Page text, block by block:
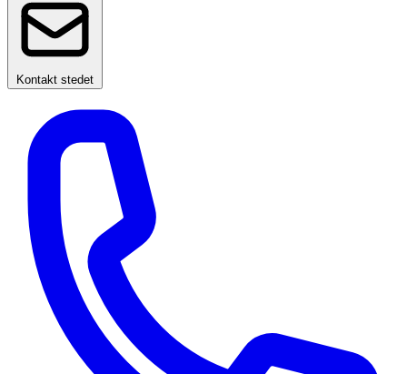
Kontakt stedet